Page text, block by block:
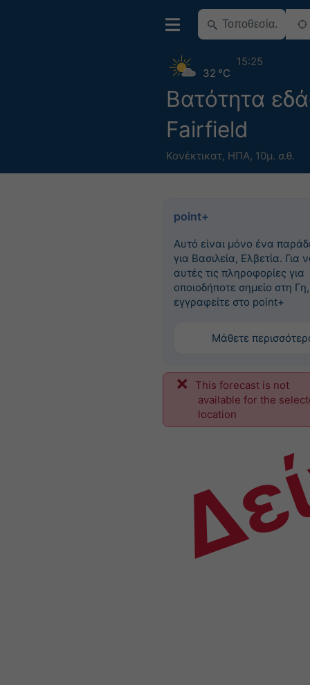
Βατότητα
Fairfield
Κονέκτικατ, ΗΠΑ, 10μ. σ.θ.
32 °C
15:25
point+
Αυτό είναι μόνο ένα
για Βασιλεία, Ελβετία. Για
αυτές τις πληροφορίες για
οποιοδήποτε σημείο στη Γη,
εγγραφείτε στο point+
Μάθετε
This forecast is not
available for the
location